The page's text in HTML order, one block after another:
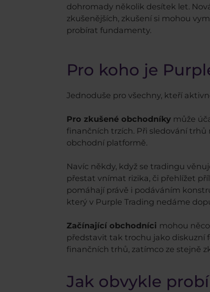
dohromady několik desítek let.
zkušenějších, zkušení si mohou
probírat fundamenty.
Pro koho je
Jednoduše pro všechny, kteří
Pro zkušené obchodníky může
finančních trzích. Při sledování
obchodní platformě.
Navíc někdy, když se tradingu
přestat vnímat rizika, či přehlížet
pomáhají právě i podáváním
který v Purple Trading nedáme
Začínající obchodníci mohou
představit tak trochu jako diskuzní
finančních trhů, zatímco ze stejně
Jak obvykle